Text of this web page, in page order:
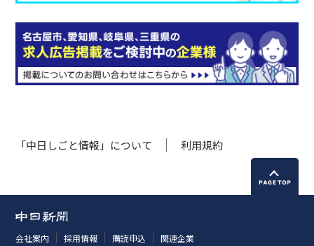
「中日しごと情報」について 利用規約
会社案内 採用情報 購読申込 関連企業